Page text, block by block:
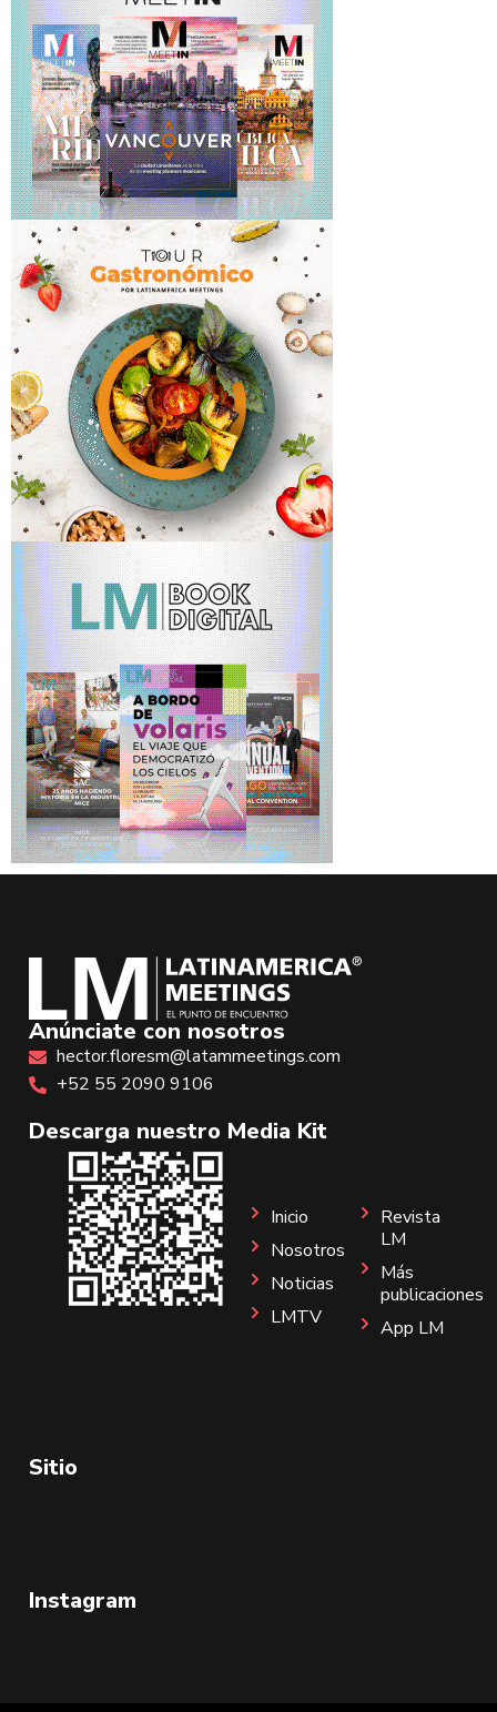
Anúnciate con nosotros
hector.floresm@latammeetings.com
+52 55 2090 9106
Descarga nuestro Media Kit
Sitio
Inicio
Nosotros
Noticias
LMTV
Revista
LM
Más
publicaciones
App LM
Instagram